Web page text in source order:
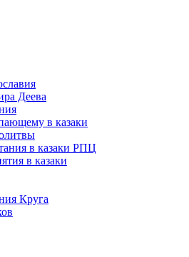
Деева
в казаки
в казаки РПЦ
в казаки
Круга